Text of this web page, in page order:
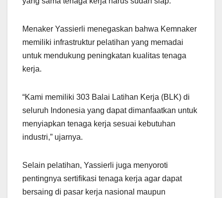
Menaker Yassierli menegaskan bahwa Kemnaker
memiliki infrastruktur pelatihan yang memadai
untuk mendukung peningkatan kualitas tenaga
kerja.
“Kami memiliki 303 Balai Latihan Kerja (BLK) di
seluruh Indonesia yang dapat dimanfaatkan untuk
menyiapkan tenaga kerja sesuai kebutuhan
industri,” ujarnya.
Selain pelatihan, Yassierli juga menyoroti
pentingnya sertifikasi tenaga kerja agar dapat
bersaing di pasar kerja nasional maupun